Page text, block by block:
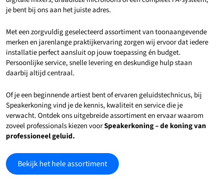
je bent bij ons aan het juiste adres.
Met een zorgvuldig geselecteerd assortiment van toonaangevende
merken en jarenlange praktijkervaring zorgen wij ervoor dat iedere
installatie perfect aansluit op jouw toepassing én budget.
Persoonlijke service, snelle levering en deskundige hulp staan
daarbij altijd centraal.
Of je een beginnende artiest bent of ervaren geluidstechnicus, bij
Speakerkoning vind je de kennis, kwaliteit en service die je
verwacht. Ontdek ons uitgebreide assortiment en ervaar waarom
zoveel professionals kiezen voorSpeakerkoning – de koning van
professioneel geluid.
Bekijk het hele assortiment